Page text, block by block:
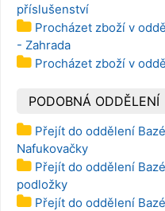
příslušenství
Procházet zboží v
- Zahrada
Procházet zboží v
PODOBNÁ ODDĚLENÍ
Přejít do oddělení
Nafukovačky
Přejít do oddělení
podložky
Přejít do oddělení